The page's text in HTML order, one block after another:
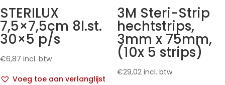
STERILUX
7,5×7,5cm 8l.st.
30×5 p/s
€6,87 incl. btw
Voeg toe aan verlanglijst
3M Steri-Strip
hechtstrips,
3mm x 75mm,
(10x 5 strips)
€29,02 incl. btw